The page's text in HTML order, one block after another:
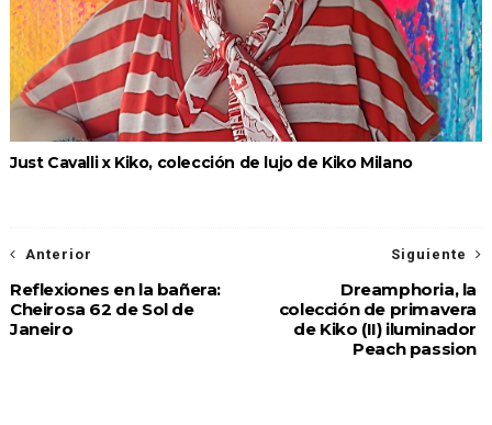
Just Cavalli x Kiko, colección de lujo de Kiko Milano
Siguiente
Dreamphoria, la
colección de primavera
de Kiko (II) iluminador
Peach passion
Anterior
Reflexiones en la bañera:
Cheirosa 62 de Sol de
Janeiro